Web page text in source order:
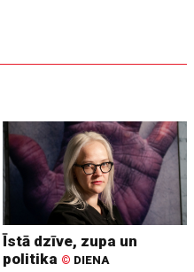
Īstā dzīve, zupa un
politika © DIENA